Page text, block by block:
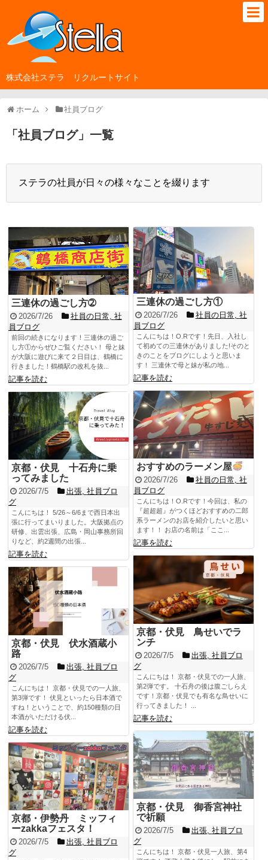
株式会社ステラ リクルートサイト
ホーム 社員ブログ
「 社員ブログ」 一覧
ステラの社員が日々の様々なことを綴ります
三連休の過ごし方➁
2026/7/26 社員の日常, 社
員ブログ
前回の続きになります！三連休の過ご
し方①からぜひご覧ください！ 母と妹
が大阪に遊びに来て２日目は、鶴橋に
行きました！鶴橋駅の改札を抜...
記事を読む
三連休の過ごし方①
2026/7/26 社員の日常, 社
員ブログ
こんにちは！O.Rです！先日、入社し
て初めての三連休がありました!そのと
きのことをブログにしようと思いま
す！ 三連休で母と妹が私の地...
記事を読む
おすすめのラーメン屋
2026/7/26 社員の日常, 社
員ブログ
こんにちは！O.Rです！今回は、私の
『超超超』がつくほどおすすめの二郎
系ラーメンのお店を紹介したいと思い
ます！！ お店の名前は「ここ...
記事を読む
京都・伏見 十石舟に乗
ってみました
2026/7/5 出張, 社員ブロ
グ
こんにちは！ 5/26～6/6まで西日本出
張に行ってまいりました。大阪拠点の
研修、出雲出張、広島・岡山事務所回
りなど、約2週間の出張...
記事を読む
京都・伏見 鳥せいでラ
ンチ
2026/7/5 出張, 社員ブロ
グ
こんにちは！ 京都・伏見での一人旅、
第2弾です。 十石舟の後は腹ごしらえ
です！京都・伏見でも有名な鳥せいに
行ってきました！ ...
記事を読む
京都・伏見 伏水酒蔵小
路
2026/7/5 出張, 社員ブロ
グ
こんにちは！ 京都・伏見での一人旅、
第3弾です！ 伏見といったら日本酒で
すね！ということで、約150種類の日
本酒がいただける伏...
記事を読む
京都・伏見 御香宮神社
で祈願
2026/7/5 出張, 社員ブロ
グ
こんにちは！ 京都・伏見一人旅、第4
京都・伊勢丹 ミッフィ
ーzakkaフェスタ！
2026/7/5 出張, 社員ブロ
グ